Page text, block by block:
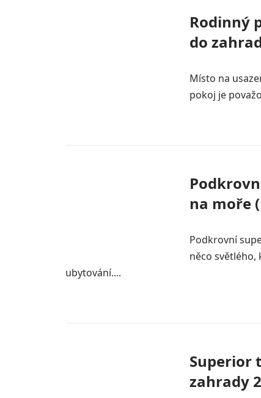
Rodinný
do
Místo na
pokoj je
na moře
Podkrovní
něco světlého,
ubytování....
Superior
zahrady